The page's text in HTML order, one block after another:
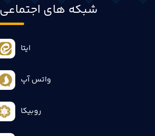
شبکه های اجتماعی
ایتا
واتس آپ
روبیکا